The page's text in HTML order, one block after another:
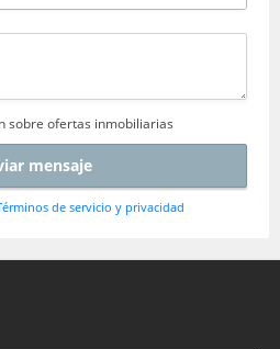
sobre ofertas inmobiliarias
mensaje
de servicio y privacidad